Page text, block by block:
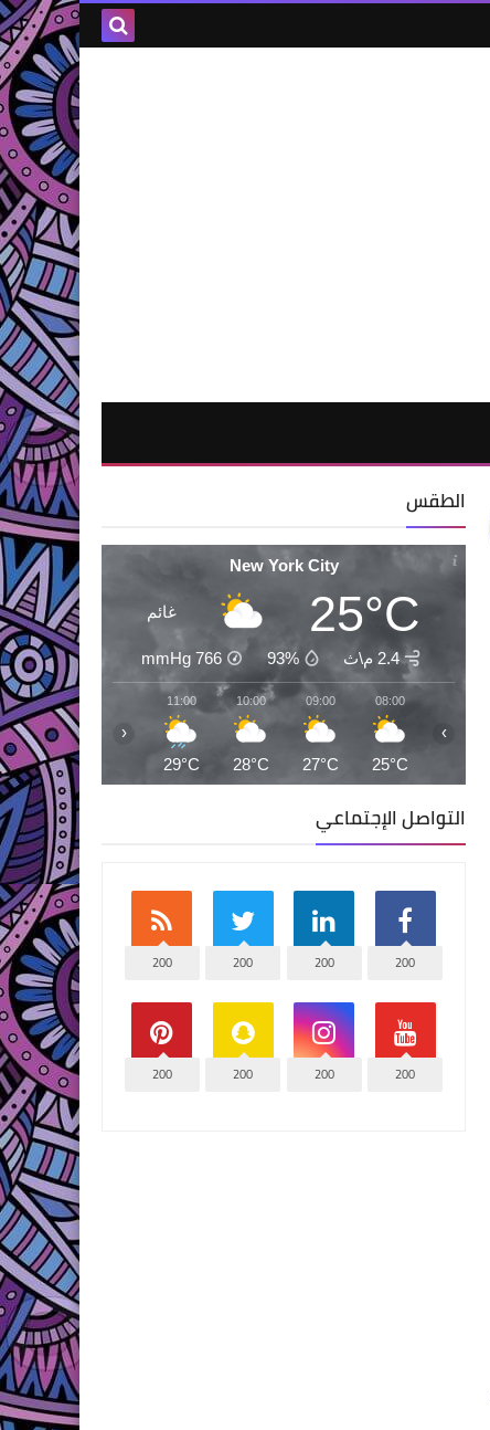
الطقس
New York City
25°C غائم
2.4 م\ث 93%
766
mmHg
08:00
25°C
09:00
27°C
10:00
28°C
11:00
29°C
13:00
31°C
‹ ›
التواصل الإجتماعي
200
200
200
200
200
200
200
200